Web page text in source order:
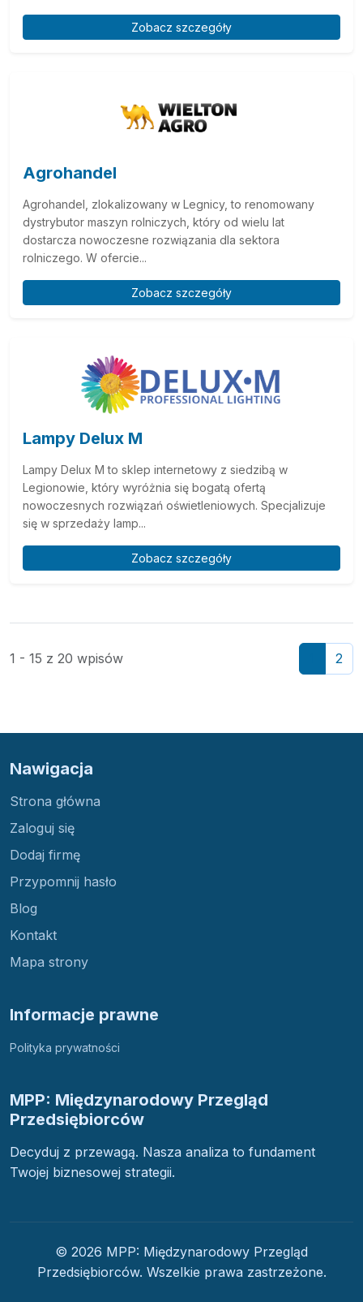
Zobacz szczegóły
Agrohandel
Agrohandel, zlokalizowany w Legnicy, to renomowany
dystrybutor maszyn rolniczych, który od wielu lat
dostarcza nowoczesne rozwiązania dla sektora
rolniczego. W ofercie...
Zobacz szczegóły
Lampy Delux M
Lampy Delux M to sklep internetowy z siedzibą w
Legionowie, który wyróżnia się bogatą ofertą
nowoczesnych rozwiązań oświetleniowych. Specjalizuje
się w sprzedaży lamp...
Zobacz szczegóły
1 - 15 z 20 wpisów 2
Nawigacja
Strona główna
Zaloguj się
Dodaj firmę
Przypomnij hasło
Blog
Kontakt
Mapa strony
Informacje prawne
Polityka prywatności
MPP: Międzynarodowy Przegląd
Przedsiębiorców
Decyduj z przewagą. Nasza analiza to fundament
Twojej biznesowej strategii.
© 2026 MPP: Międzynarodowy Przegląd
Przedsiębiorców. Wszelkie prawa zastrzeżone.